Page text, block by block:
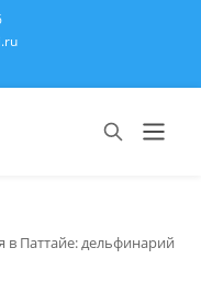
Паттайе: дельфинарий